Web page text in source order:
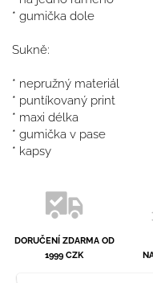
* gumička dole
Sukně:
* nepružný materiál
* puntíkovaný print
* maxi délka
* gumička v pase
* kapsy
DORUČENÍ ZDARMA OD
1999 CZK